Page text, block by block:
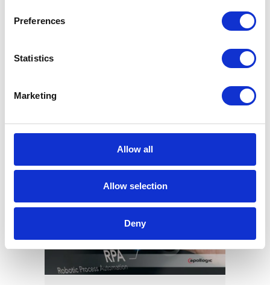
Preferences
Statistics
Marketing
Allow all
Allow selection
Deny
wysyłkę zarówno okresowych raportów JPK,
jak i ich korekt. Obejmuje archiwizację plików,